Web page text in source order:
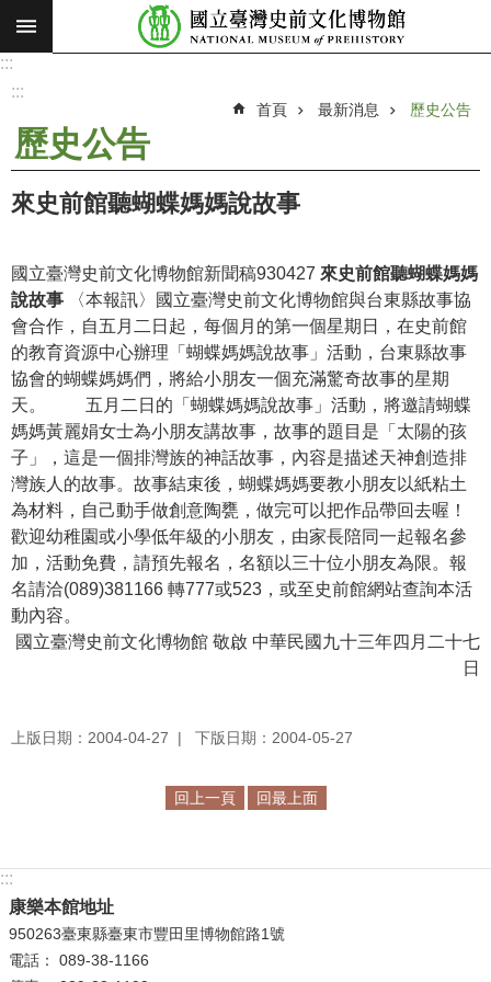
跳到主要內容區塊
搜
願
使
最
新
消
息
參
觀
展
覽
學
習
探
索
認
們
性
別
平
:::
:::
首頁 最新消息 歷史公告
歷史公告
來史前館聽蝴蝶媽媽說故事
國立臺灣史前文化博物館新聞稿930427 來史前館聽蝴蝶媽媽
說故事 〈本報訊〉國立臺灣史前文化博物館與台東縣故事協
會合作，自五月二日起，每個月的第一個星期日，在史前館
的教育資源中心辦理「蝴蝶媽媽說故事」活動，台東縣故事
協會的蝴蝶媽媽們，將給小朋友一個充滿驚奇故事的星期
天。 五月二日的「蝴蝶媽媽說故事」活動，將邀請蝴蝶
媽媽黃麗娟女士為小朋友講故事，故事的題目是「太陽的孩
子」，這是一個排灣族的神話故事，內容是描述天神創造排
灣族人的故事。故事結束後，蝴蝶媽媽要教小朋友以紙粘土
為材料，自己動手做創意陶甕，做完可以把作品帶回去喔！
歡迎幼稚園或小學低年級的小朋友，由家長陪同一起報名參
加，活動免費，請預先報名，名額以三十位小朋友為限。報
名請洽(089)381166 轉777或523，或至史前館網站查詢本活
動內容。
國立臺灣史前文化博物館 敬啟 中華民國九十三年四月二十七
日
上版日期：2004-04-27 下版日期：2004-05-27
回上一頁 回最上面
:::
康樂本館地址
950263臺東縣臺東市豐田里博物館路1號
電話： 089-38-1166